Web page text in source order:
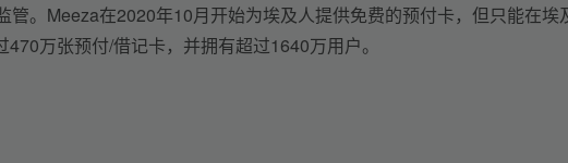
管。Meeza在2020年10月开始为埃及人提供免费的预付卡，但只能在埃
万张预付/借记卡，并拥有超过1640万用户。